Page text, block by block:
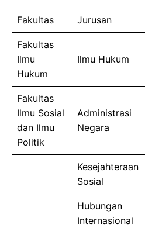
Fakultas Jurusan
Fakultas
Ilmu
Hukum
Ilmu Hukum
Fakultas
Ilmu Sosial
dan Ilmu
Politik
Administrasi
Negara
Kesejahteraan
Sosial
Hubungan
Internasional